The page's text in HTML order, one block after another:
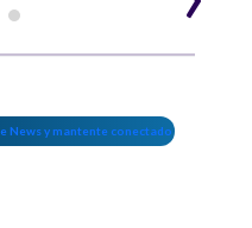
News y mantente conectado